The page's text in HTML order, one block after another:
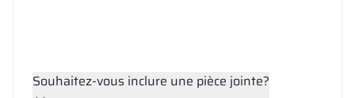
Souhaitez-vous inclure une pièce jointe?